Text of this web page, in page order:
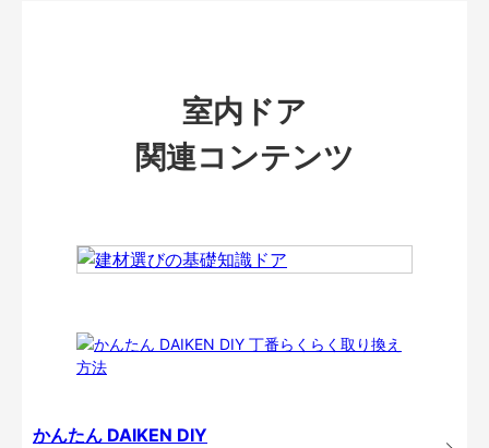
室内ドア
関連コンテンツ
かんたん DAIKEN DIY